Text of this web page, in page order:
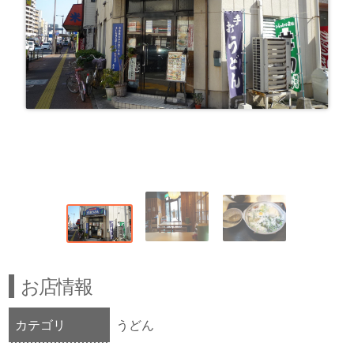
お店情報
カテゴリ うどん